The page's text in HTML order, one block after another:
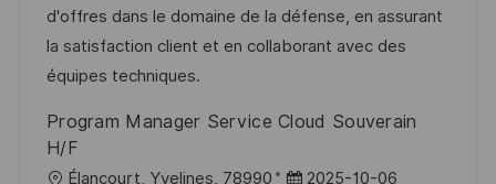
a
t
i
n
f
f
h
n
c
e
u
o
i
d'offres dans le domaine de la défense, en assurant
la satisfaction client et en collaborant avec des
équipes techniques.
Program Manager Service Cloud Souverain
H/F
Élancourt, Yvelines, 78990
D 2025-10-06